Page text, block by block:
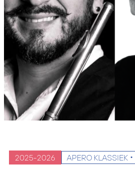
2025-2026 APERO KLASSIEK